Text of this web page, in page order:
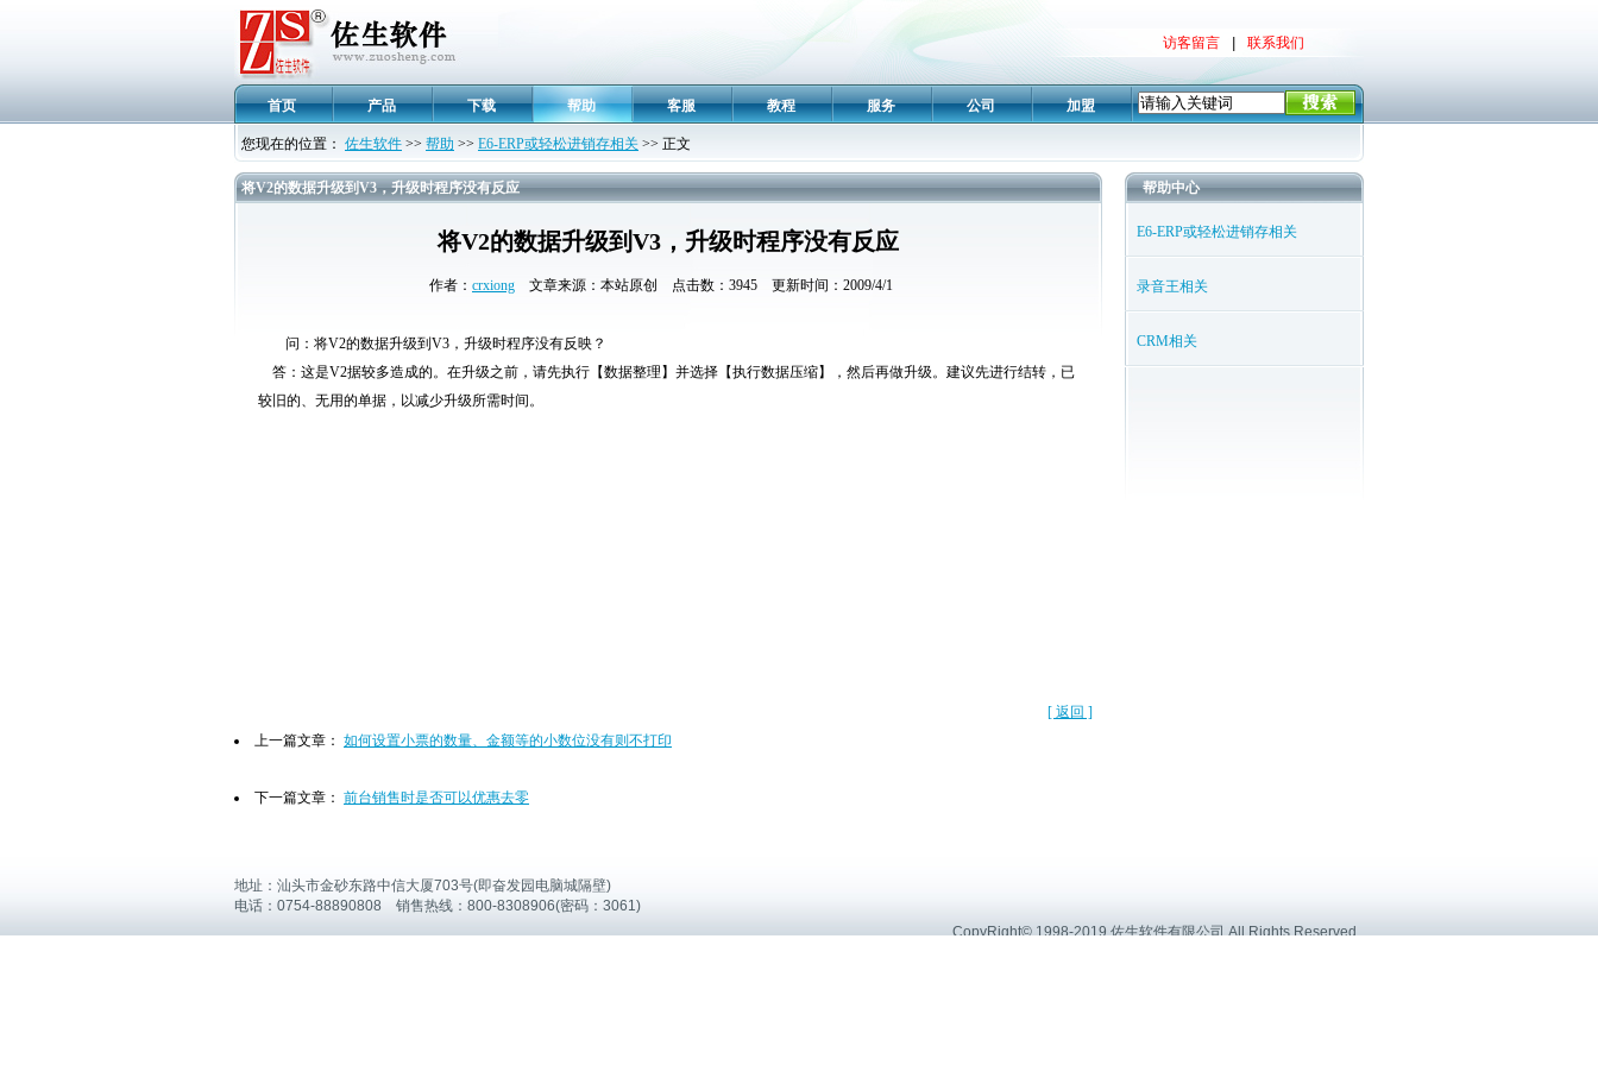
访客留言 联系我们
首页 产品 下载 帮助 客服 教程 服务 公司 加盟
您现在的位置： 佐生软件 >> 帮助 >> E6-ERP或轻松进销存相关 >> 正文
将V2的数据升级到V3，升级时程序没有反应
将V2的数据升级到V3，升级时程序没有反应
作者： crxiong 文章来源：本站原创 点击数：3945 更新时间：2009/4/1
问：将V2的数据升级到V3，升级时程序没有反映？
答：这是V2据较多造成的。在升级之前，请先执行【数据整理】并选择【执行数据压缩】，然后再做升级。建议先进行结转，已
较旧的、无用的单据，以减少升级所需时间。
[ 返回 ]
上一篇文章： 如何设置小票的数量、金额等的小数位没有则不打印
下一篇文章： 前台销售时是否可以优惠去零
帮助中心
E6-ERP或轻松进销存相关
录音王相关
CRM相关
地址：汕头市金砂东路中信大厦703号(即奋发园电脑城隔壁)
电话：0754-88890808 销售热线：800-8308906(密码：3061)
CopyRight© 1998-2019 佐生软件有限公司 All Rights Reserved .